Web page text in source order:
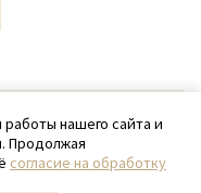
87
нашего сайта и
Продолжая
согласие на обработку